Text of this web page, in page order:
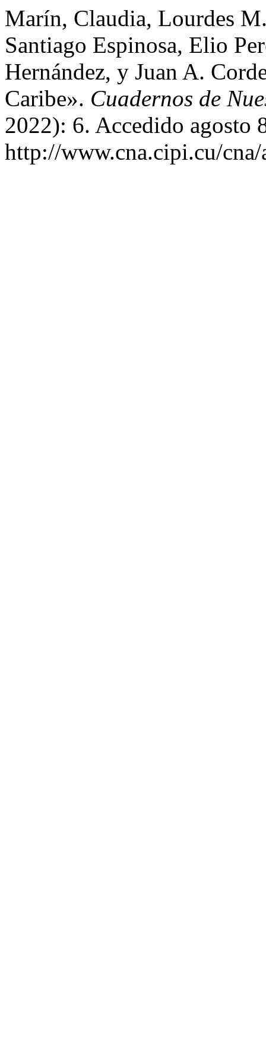
Marín, Claudia, Lourdes
Santiago Espinosa, Elio
Hernández, y Juan A.
Caribe». Cuadernos de
2022): 6. Accedido agosto
http://www.cna.cipi.cu/